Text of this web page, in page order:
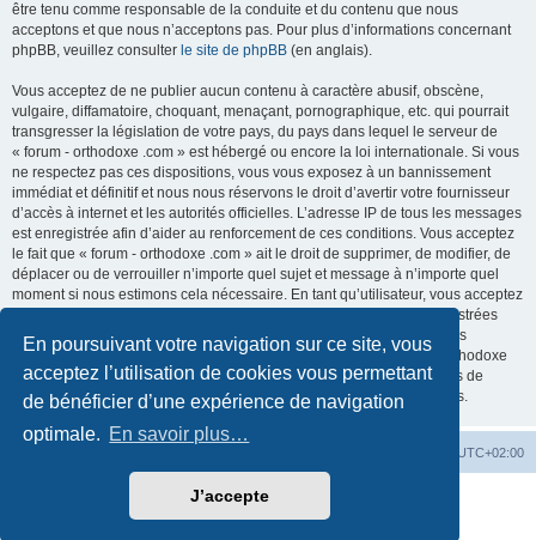
En poursuivant votre navigation sur ce site, vous
acceptez l’utilisation de cookies vous permettant
de bénéficier d’une expérience de navigation
optimale. En savoir plus…
J’accepte
être tenu comme responsable de la conduite et du contenu que nous
acceptons et que nous n’acceptons pas. Pour plus d’informations concernant
phpBB, veuillez consulter le site de phpBB (en anglais).
Vous acceptez de ne publier aucun contenu à caractère abusif, obscène,
vulgaire, diffamatoire, choquant, menaçant, pornographique, etc. qui pourrait
transgresser la législation de votre pays, du pays dans lequel le serveur de
« forum - orthodoxe .com » est hébergé ou encore la loi internationale. Si vous
ne respectez pas ces dispositions, vous vous exposez à un bannissement
immédiat et définitif et nous nous réservons le droit d’avertir votre fournisseur
d’accès à internet et les autorités officielles. L’adresse IP de tous les messages
est enregistrée afin d’aider au renforcement de ces conditions. Vous acceptez
le fait que « forum - orthodoxe .com » ait le droit de supprimer, de modifier, de
déplacer ou de verrouiller n’importe quel sujet et message à n’importe quel
moment si nous estimons cela nécessaire. En tant qu’utilisateur, vous acceptez
que toutes les informations que vous avez renseignées soient enregistrées
dans notre base de données. Bien que ces informations ne seront pas
diffusées à une tierce partie sans votre consentement, ni « forum - orthodoxe
.com », ni phpBB, ne pourront être tenus comme responsables en cas de
tentative de piratage informatique visant à compromettre vos données.
UTC+02:00
phpBB® Forum Software © phpBB Limited
©